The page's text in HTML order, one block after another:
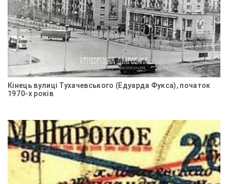
Кінець вулиці Тухачевського (Едуарда Фукса), початок
1970-х років